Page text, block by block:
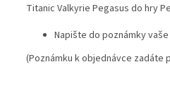
Titanic Valkyrie Pegasus do hry
Napište do poznámky
(Poznámku k objednávce zadáte